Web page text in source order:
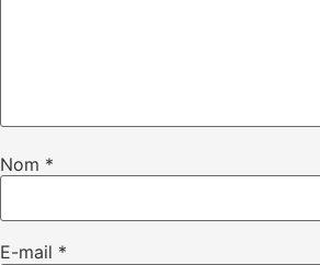
Nom *
E-mail *